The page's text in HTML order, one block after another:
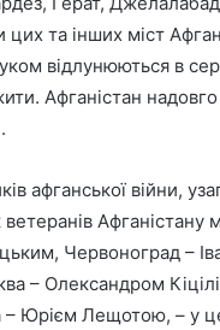
цих та інших міст
відлунюються в
Афганістан
афганської війни,
Афганістану
Червоноград –
– Олександром
– Юрієм Лещотою, – у